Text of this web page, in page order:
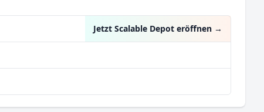
Jetzt Scalable Depot eröffnen →